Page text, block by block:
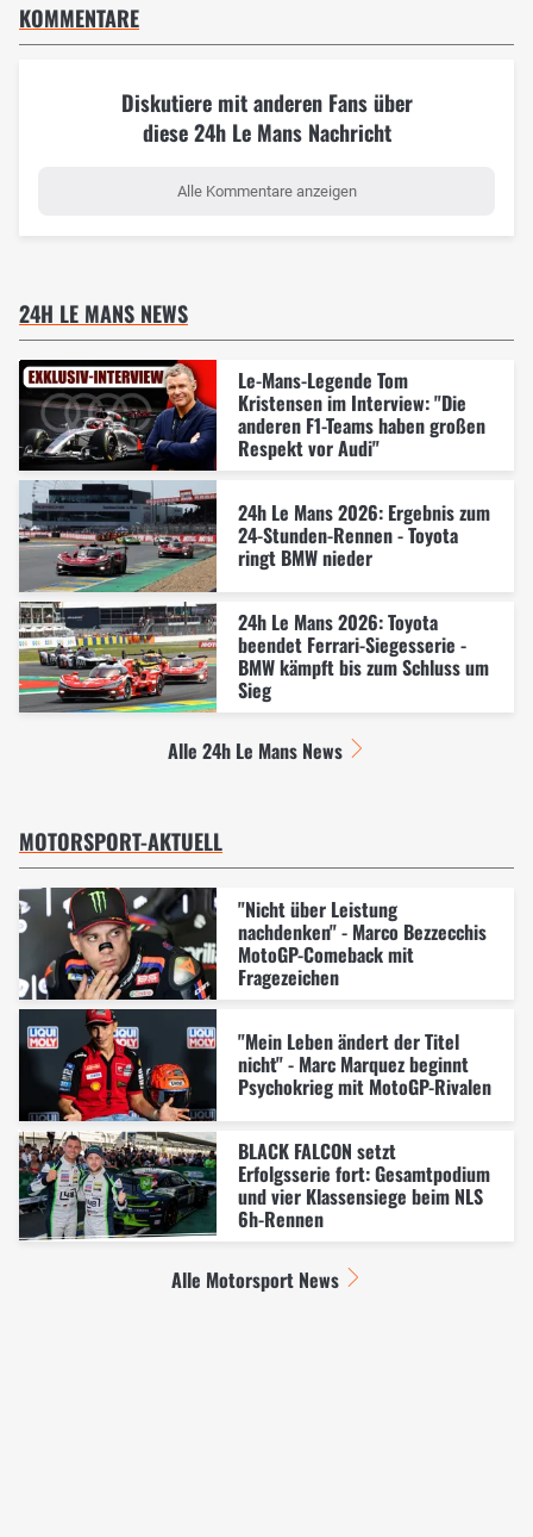
KOMMENTARE
Diskutiere mit anderen Fans über
diese 24h Le Mans Nachricht
Alle Kommentare anzeigen
24H LE MANS NEWS
Le-Mans-Legende Tom
Kristensen im Interview: "Die
anderen F1-Teams haben großen
Respekt vor Audi"
24h Le Mans 2026: Ergebnis zum
24-Stunden-Rennen - Toyota
ringt BMW nieder
24h Le Mans 2026: Toyota
beendet Ferrari-Siegesserie -
BMW kämpft bis zum Schluss um
Sieg
Alle 24h Le Mans News
MOTORSPORT-AKTUELL
"Nicht über Leistung
nachdenken" - Marco Bezzecchis
MotoGP-Comeback mit
Fragezeichen
"Mein Leben ändert der Titel
nicht" - Marc Marquez beginnt
Psychokrieg mit MotoGP-Rivalen
BLACK FALCON setzt
Erfolgsserie fort: Gesamtpodium
und vier Klassensiege beim NLS
6h-Rennen
Alle Motorsport News